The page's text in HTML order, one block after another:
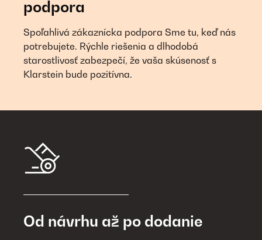
Od návrhu až po dodanie
podpora
Spoľahlivá zákaznícka podpora Sme tu, keď nás
potrebujete. Rýchle riešenia a dlhodobá
starostlivosť zabezpečí, že vaša skúsenosť s
Klarstein bude pozitívna.